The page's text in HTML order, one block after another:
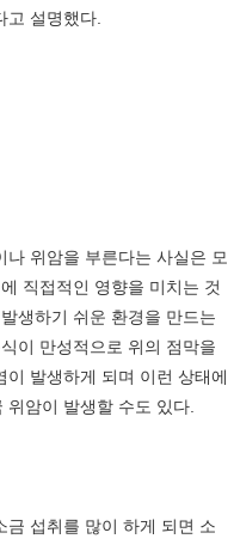
고 설명했다.
위암을 부른다는 사실은 모
직접적인 영향을 미치는 것
생하기 쉬운 환경을 만드는
이 만성적으로 위의 점막을
발생하게 되며 이런 상태에
암이 발생할 수도 있다.
섭취를 많이 하게 되면 소